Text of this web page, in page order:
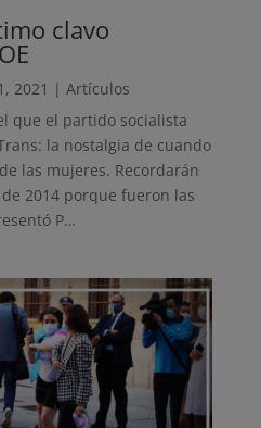
clavo
2021 | Artículos
que el partido socialista
la nostalgia de cuando
las mujeres. Recordarán
2014 porque fueron las
P…